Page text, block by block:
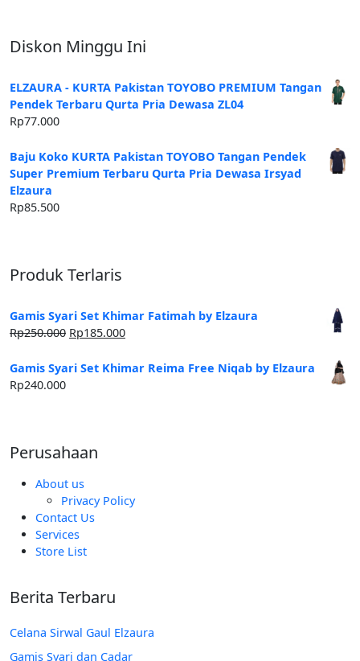
Diskon Minggu Ini
ELZAURA - KURTA Pakistan TOYOBO PREMIUM Tangan
Pendek Terbaru Qurta Pria Dewasa ZL04
Rp77.000
Baju Koko KURTA Pakistan TOYOBO Tangan Pendek
Super Premium Terbaru Qurta Pria Dewasa Irsyad
Elzaura
Rp85.500
Produk Terlaris
Gamis Syari Set Khimar Fatimah by Elzaura
Rp250.000 Harga
adalah:
Rp185.000Harga
ini
Gamis Syari Set Khimar Reima Free Niqab by Elzaura
Rp240.000
Perusahaan
About us
Privacy Policy
Contact Us
Services
Store List
Berita Terbaru
Celana Sirwal Gaul Elzaura
Gamis Syari dan Cadar